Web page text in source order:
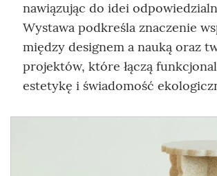
nawiązując do idei
Wystawa podkreśla znaczenie
między designem a nauką oraz
projektów, które łączą
estetykę i świadomość